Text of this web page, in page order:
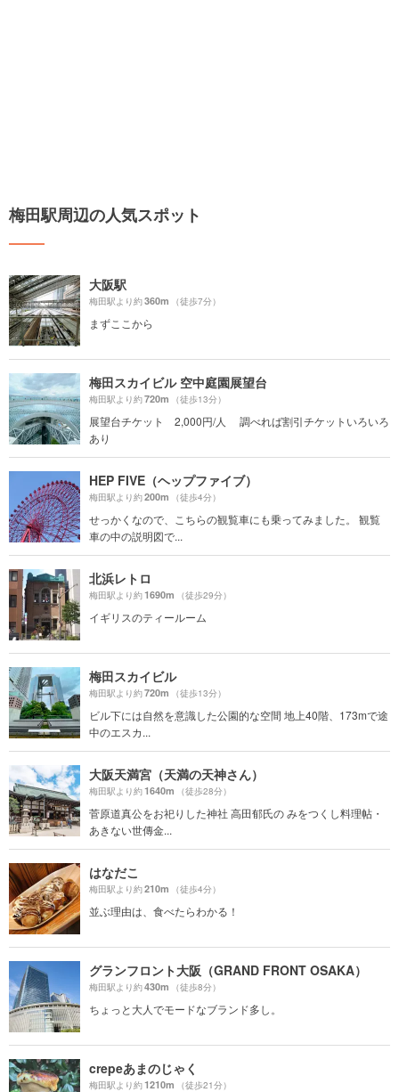
梅田駅周辺の人気スポット
大阪駅
梅田駅より約360m （徒歩7分）
まずここから
梅田スカイビル 空中庭園展望台
梅田駅より約720m （徒歩13分）
展望台チケット 2,000円/人 調べれば割引チケットいろいろ
あり
HEP FIVE（ヘップファイブ）
梅田駅より約200m （徒歩4分）
せっかくなので、こちらの観覧車にも乗ってみました。 観覧
車の中の説明図で...
北浜レトロ
梅田駅より約1690m （徒歩29分）
イギリスのティールーム
梅田スカイビル
梅田駅より約720m （徒歩13分）
ビル下には自然を意識した公園的な空間 地上40階、173mで途
中のエスカ...
大阪天満宮（天満の天神さん）
梅田駅より約1640m （徒歩28分）
菅原道真公をお祀りした神社 高田郁氏の みをつくし料理帖・
あきない世傳金...
はなだこ
梅田駅より約210m （徒歩4分）
並ぶ理由は、食べたらわかる！
グランフロント大阪（GRAND FRONT OSAKA）
梅田駅より約430m （徒歩8分）
ちょっと大人でモードなブランド多し。
crepeあまのじゃく
梅田駅より約1210m （徒歩21分）